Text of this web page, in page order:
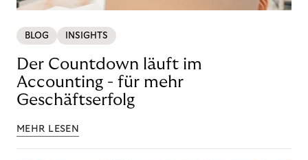
BLOG INSIGHTS
Der Countdown läuft im
Accounting - für mehr
Geschäftserfolg
MEHR LESEN